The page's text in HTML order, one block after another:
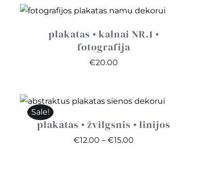
through
plakatas • kalnai NR.1 •
fotografija
€20.00
Sale!
plakatas • žvilgsnis • linijos
€12.00 – €15.00